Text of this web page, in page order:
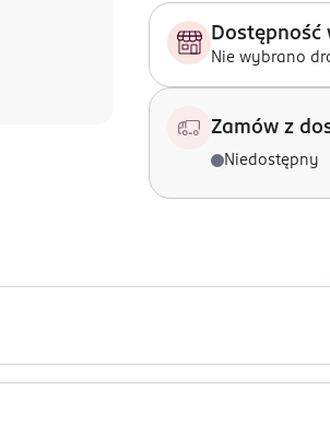
Dostępność
Nie wybrano
Zamów z
Niedostępny